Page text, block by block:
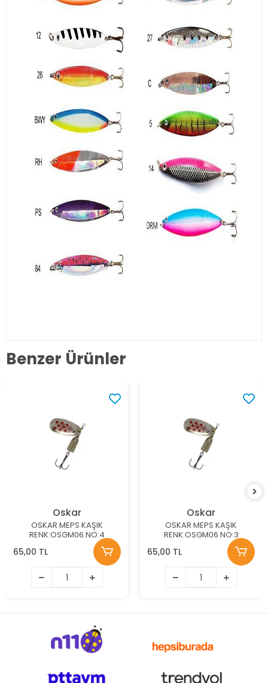
Benzer Ürünler
Oskar
OSKAR MEPS KAŞIK
RENK:OSGM06 NO:4
65,00 TL
Oskar
OSKAR MEPS KAŞIK
RENK:OSGM06 NO:3
65,00 TL